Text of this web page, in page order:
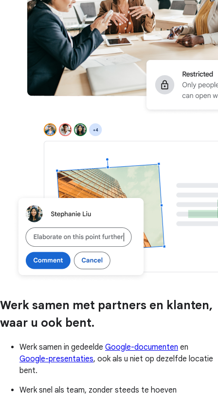
Werk samen met partners en klanten,
waar u ook bent.
Werk samen in gedeelde Google-documenten en
Google-presentaties, ook als u niet op dezelfde locatie
bent.
Werk snel als team, zonder steeds te hoeven